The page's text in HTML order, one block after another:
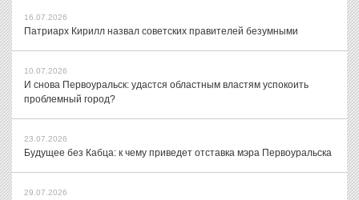
16.07.2026
Патриарх Кирилл назвал советских правителей безумными
10.07.2026
И снова Первоуральск: удастся областным властям успокоить
проблемный город?
23.07.2026
Будущее без Кабца: к чему приведет отставка мэра Первоуральска
29.07.2026